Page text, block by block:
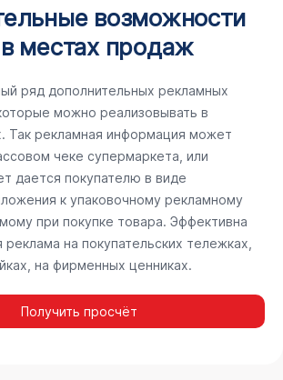
возможности
местах продаж
ряд дополнительных рекламных
можно реализовывать в
Так рекламная информация может
чеке супермаркета, или
дается покупателю в виде
к упаковочному рекламному
при покупке товара. Эффективна
на покупательских тележках,
на фирменных ценниках.
Получить просчёт